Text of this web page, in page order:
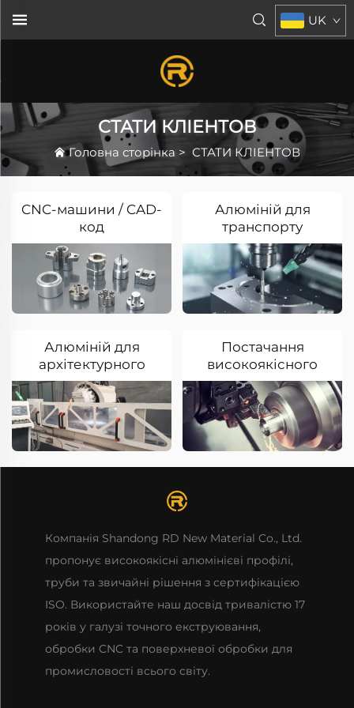
UK
СТАТИ КЛІЕНТОВ
Головна сторінка > СТАТИ КЛІЕНТОВ
CNC-машини / CAD-
код
Алюміній для
транспорту
Алюміній для
архітектурного
декорування
Постачання
високоякісного
сировини
Компанія Shandong RD New Material Co., Ltd.
пропонує високоякісні алюмінієві профілі,
труби та звичайні рішення з сертифікацією
ISO. Використайте наш досвід тривалістю 17
років у галузі точного екструювання,
обробки CNC та поверхневої обробки для
промисловості всього світу.